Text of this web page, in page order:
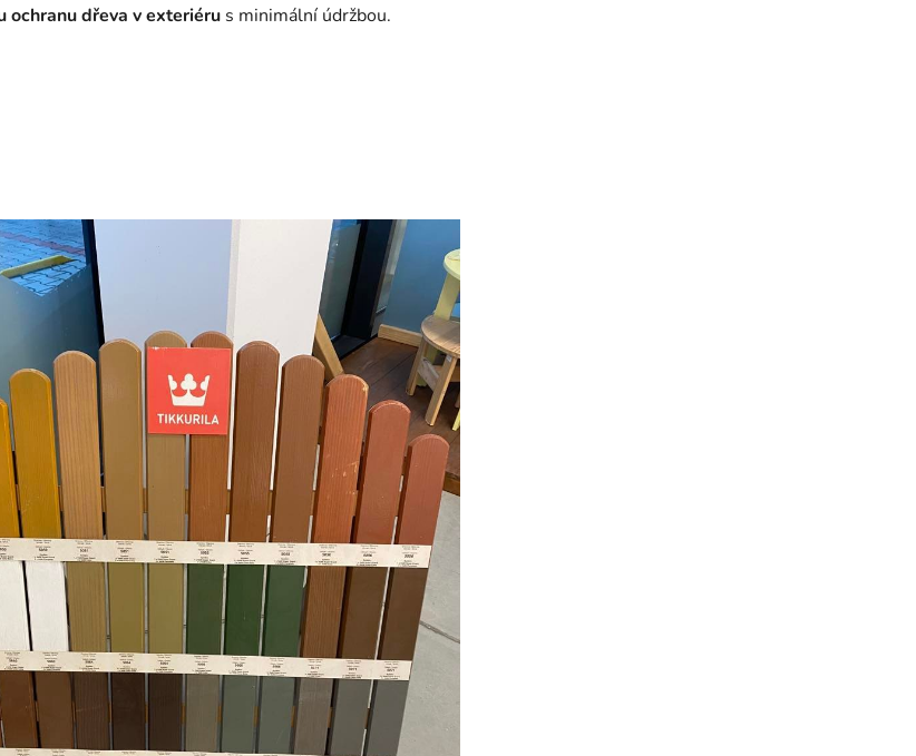
ochranu dřeva v exteriéru s minimální údržbou.